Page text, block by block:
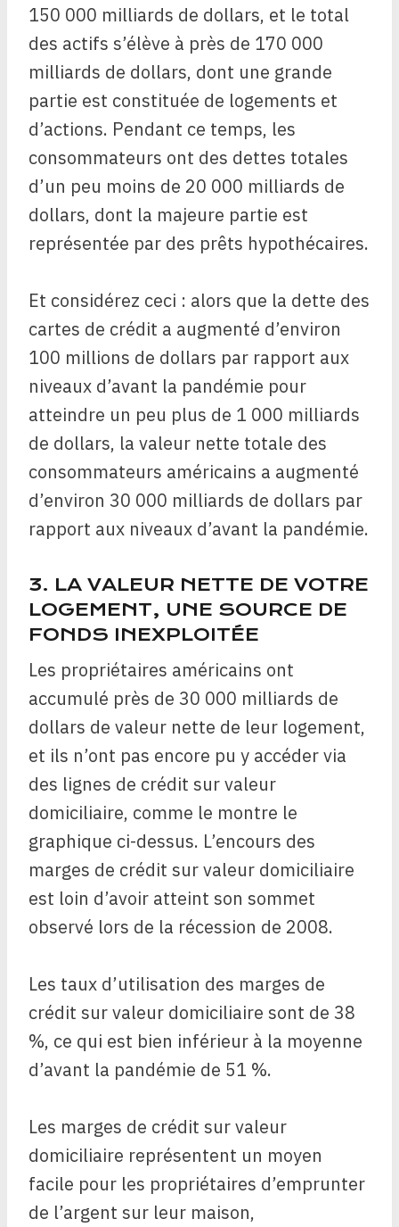
150 000 milliards de dollars, et le total
des actifs s’élève à près de 170 000
milliards de dollars, dont une grande
partie est constituée de logements et
d’actions. Pendant ce temps, les
consommateurs ont des dettes totales
d’un peu moins de 20 000 milliards de
dollars, dont la majeure partie est
représentée par des prêts hypothécaires.
Et considérez ceci : alors que la dette des
cartes de crédit a augmenté d’environ
100 millions de dollars par rapport aux
niveaux d’avant la pandémie pour
atteindre un peu plus de 1 000 milliards
de dollars, la valeur nette totale des
consommateurs américains a augmenté
d’environ 30 000 milliards de dollars par
rapport aux niveaux d’avant la pandémie.
3. LA VALEUR NETTE DE VOTRE
LOGEMENT, UNE SOURCE DE
FONDS INEXPLOITÉE
Les propriétaires américains ont
accumulé près de 30 000 milliards de
dollars de valeur nette de leur logement,
et ils n’ont pas encore pu y accéder via
des lignes de crédit sur valeur
domiciliaire, comme le montre le
graphique ci-dessus. L’encours des
marges de crédit sur valeur domiciliaire
est loin d’avoir atteint son sommet
observé lors de la récession de 2008.
Les taux d’utilisation des marges de
crédit sur valeur domiciliaire sont de 38
%, ce qui est bien inférieur à la moyenne
d’avant la pandémie de 51 %.
Les marges de crédit sur valeur
domiciliaire représentent un moyen
facile pour les propriétaires d’emprunter
de l’argent sur leur maison,